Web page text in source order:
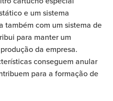
e um sistema
também com um sistema de
para manter um
da empresa.
conseguem anular
para a formação de